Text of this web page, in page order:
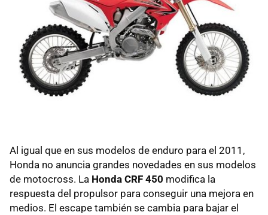
Al igual que en sus modelos de enduro para el 2011,
Honda no anuncia grandes novedades en sus modelos
de motocross. La Honda CRF 450 modifica la
respuesta del propulsor para conseguir una mejora en
medios. El escape también se cambia para bajar el